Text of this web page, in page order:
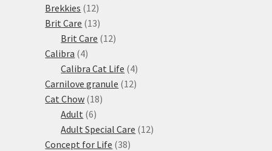
Brekkies 1212
produktů
Brit Care 1313
produktů
Brit Care 1212
Calibra 44
produkty
Calibra Cat Life 44
produkty
Carnilove granule 1212
Cat Chow 1818
Adult 66
produktů
Adult Special Care 1212
Concept for Life 3838